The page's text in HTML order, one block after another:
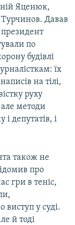
Яценюк,
Давав
по
будівлі
їх
на тілі,
руху
але методи
депутатів, і
також не
про
гри в теніс,
у суді.
й тоді